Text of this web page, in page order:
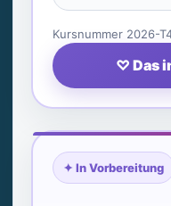
Kursnummer 2026-
♡ Das
✦ In Vorbereitung